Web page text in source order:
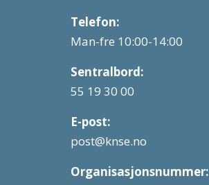
Telefon:
Man-fre 10:00-14:00
Sentralbord:
55 19 30 00
E-post:
post@knse.no
Organisasjonsnummer: